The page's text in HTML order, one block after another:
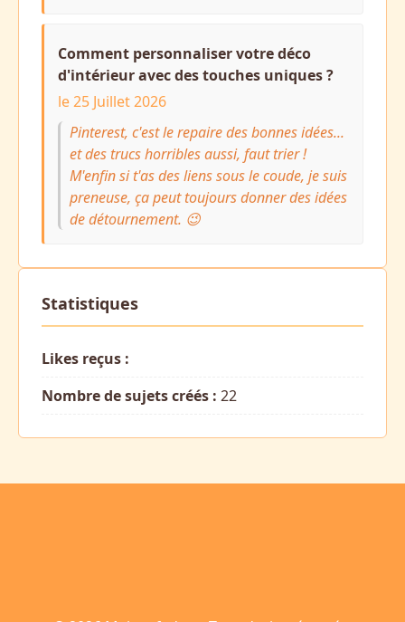
Comment personnaliser votre déco
d'intérieur avec des touches uniques ?
le 25 Juillet 2026
Pinterest, c'est le repaire des bonnes idées...
et des trucs horribles aussi, faut trier !
M'enfin si t'as des liens sous le coude, je suis
preneuse, ça peut toujours donner des idées
de détournement. 😉
Statistiques
Likes reçus :
Nombre de sujets créés : 22